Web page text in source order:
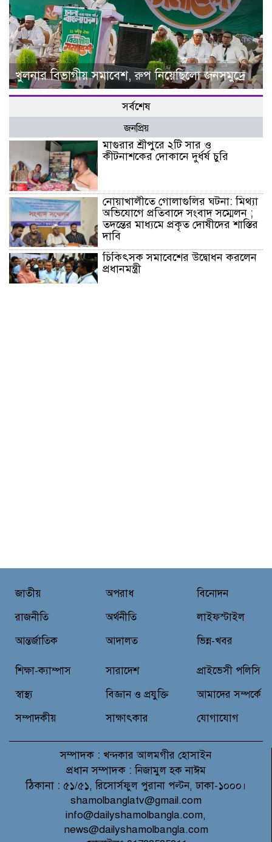
খুলনার বিভাগীয় সমাবেশ, রুপ নিয়েছিলো জনসমুদ্রে
সর্বশেষ
জনপ্রিয়
মাগুরার শ্রীপুরে ২টি সার ও
কীটনাশকের দোকানে দুর্ধর্ষ চুরি
নোয়াখালীতে গোলাগুলির ঘটনা: মিথ্যা
অভিযোগে প্রতিবাদে সংবাদ সম্মেলন ;
তদন্তের মাধ্যমে প্রকৃত দোষীদের শাস্তির
দাবি
চিকিৎসক সমাবেশের উদ্বোধন করলেন
প্রধানমন্ত্রী
বিদ্যুৎস্পৃষ্টে মুয়াজ্জিনের মৃত্যু!
আমিন এর মমতাময়ী মায়ের মৃত্যু
প্রান্তিক শহরে উন্নত আল্ট্রাসাউন্ড প্রযুক্তি
নিয়ে উইপ্রো জিই হেলথকেয়ারের
‘হেলথ এক্সপ্রেস’ চালু
জাতীয়
রাজনীতি
আন্তর্জাতিক
অপরাধ
অর্থনীতি
আদালত
বিনোদন
লাইফস্টাইল
ভিন্ন-খবর
শিক্ষা-ক্যাম্পাস
স্বাস্থ্য
সম্পাদকীয়
সারাদেশ
বিজ্ঞান ও প্রযুক্তি
সাক্ষাৎকার
প্রাইভেসী পলিসি
আমাদের সম্পর্কে
যোগাযোগ
সম্পাদক : খন্দকার আলমগীর হোসাইন
প্রধান সম্পাদক : নিজামুল হক নাঈম
ঠিকানা : ৫১/৫১, রিসোর্সফুল পুরানা পল্টন, ঢাকা-১০০০।
shamolbanglatv@gmail.com
info@dailyshamolbangla.com,
news@dailyshamolbangla.com